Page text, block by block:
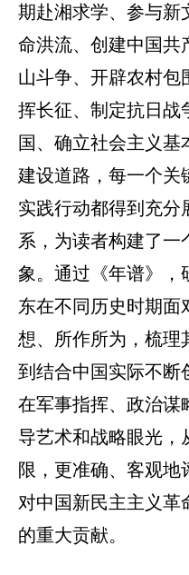
期赴湘求学、参与新
命洪流、创建中国共
山斗争、开辟农村包
挥长征、制定抗日战
国、确立社会主义基
建设道路，每一个关
实践行动都得到充分
系，为读者构建了一
象。通过《年谱》，
东在不同历史时期面
想、所作所为，梳理
到结合中国实际不断
在军事指挥、政治谋
导艺术和战略眼光，
限，更准确、客观地
对中国新民主主义革
的重大贡献。